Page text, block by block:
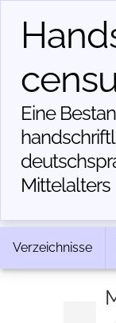
Eine
Mittelalters
Verzeichnisse